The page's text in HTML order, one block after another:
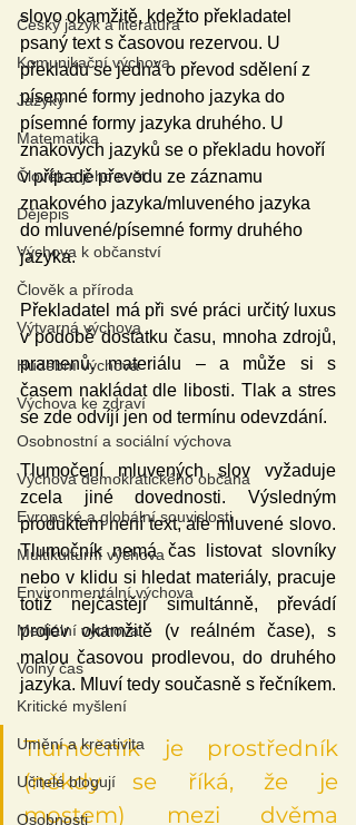
Český jazyk a literatura
Komunikační výchova
Jazyky
Matematika
Člověk a jeho svět
Dějepis
Výchova k občanství
Člověk a příroda
Výtvarná výchova
Hudební výchova
Výchova ke zdraví
Osobnostní a sociální výchova
Výchova demokratického občana
Evropské a globální souvislosti
Multikulturní výchova
Environmentální výchova
Mediální výchova
Volný čas
Kritické myšlení
Umění a kreativita
Učitelé blogují
Osobnosti
slovo okamžitě, kdežto překladatel
psaný text s časovou rezervou. U
překladu se jedná o převod sdělení z
písemné formy jednoho jazyka do
písemné formy jazyka druhého. U
znakových jazyků se o překladu hovoří
v případě převodu ze záznamu
znakového jazyka/mluveného jazyka
do mluvené/písemné formy druhého
jazyka.
Překladatel má při své práci určitý luxus
v podobě dostatku času, mnoha zdrojů,
pramenů, materiálu – a může si s
časem nakládat dle libosti. Tlak a stres
se zde odvíjí jen od termínu odevzdání.
Tlumočení mluvených slov vyžaduje
zcela jiné dovednosti. Výsledným
produktem není text, ale mluvené slovo.
Tlumočník nemá čas listovat slovníky
nebo v klidu si hledat materiály, pracuje
totiž nejčastěji simultánně, převádí
projev okamžitě (v reálném čase), s
malou časovou prodlevou, do druhého
Tlumočník je prostředník
(někdy se říká, že je
mostem) mezi dvěma